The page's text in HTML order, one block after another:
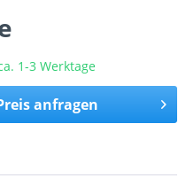
1-3 Werktage
anfragen